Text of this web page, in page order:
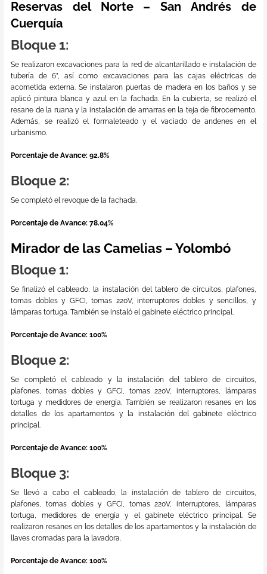
Reservas del Norte – San Andrés de
Cuerquía
Bloque 1:
Se realizaron excavaciones para la red de alcantarillado e instalación de
tubería de 6”, así como excavaciones para las cajas eléctricas de
acometida externa. Se instalaron puertas de madera en los baños y se
aplicó pintura blanca y azul en la fachada. En la cubierta, se realizó el
resane de la ruana y la instalación de amarras en la teja de fibrocemento.
Además, se realizó el formaleteado y el vaciado de andenes en el
urbanismo.
Porcentaje de Avance: 92.8%
Bloque 2:
Se completó el revoque de la fachada.
Porcentaje de Avance: 78.04%
Mirador de las Camelias – Yolombó
Bloque 1:
Se finalizó el cableado, la instalación del tablero de circuitos, plafones,
tomas dobles y GFCI, tomas 220V, interruptores dobles y sencillos, y
lámparas tortuga. También se instaló el gabinete eléctrico principal.
Porcentaje de Avance: 100%
Bloque 2:
Se completó el cableado y la instalación del tablero de circuitos,
plafones, tomas dobles y GFCI, tomas 220V, interruptores, lámparas
tortuga y medidores de energía. También se realizaron resanes en los
detalles de los apartamentos y la instalación del gabinete eléctrico
principal.
Porcentaje de Avance: 100%
Bloque 3:
Se llevó a cabo el cableado, la instalación de tablero de circuitos,
plafones, tomas dobles y GFCI, tomas 220V, interruptores, lámparas
tortuga, medidores de energía y el gabinete eléctrico principal. Se
realizaron resanes en los detalles de los apartamentos y la instalación de
llaves cromadas para la lavadora.
Porcentaje de Avance: 100%